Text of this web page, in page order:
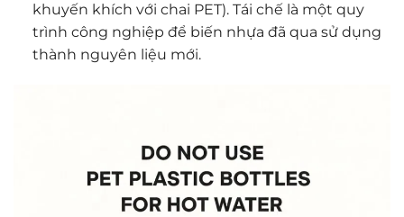
khuyến khích với chai PET). Tái chế là một quy
trình công nghiệp để biến nhựa đã qua sử dụng
thành nguyên liệu mới.